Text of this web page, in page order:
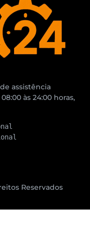
assistência
às 24:00 horas,
Reservados